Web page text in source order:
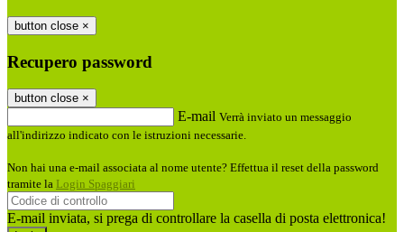
button close ×
Recupero password
button close ×
E-mail Verrà inviato un messaggio
all'indirizzo indicato con le istruzioni necessarie.
Non hai una e-mail associata al nome utente? Effettua il reset della password
tramite la Login Spaggiari
E-mail inviata, si prega di controllare la casella di posta elettronica!